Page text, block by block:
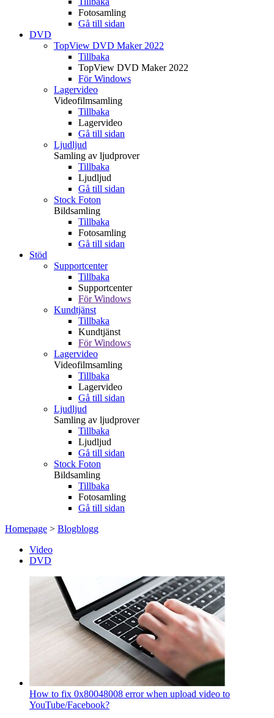
Fotosamling
Gå till sidan
DVD
TopView DVD Maker 2022
Tillbaka
TopView DVD Maker 2022
För Windows
Lagervideo
Videofilmsamling
Tillbaka
Lagervideo
Gå till sidan
Ljudljud
Samling av ljudprover
Tillbaka
Ljudljud
Gå till sidan
Stock Foton
Bildsamling
Tillbaka
Fotosamling
Gå till sidan
Stöd
Supportcenter
Tillbaka
Supportcenter
För Windows
Kundtjänst
Tillbaka
Kundtjänst
För Windows
Lagervideo
Videofilmsamling
Tillbaka
Lagervideo
Gå till sidan
Ljudljud
Samling av ljudprover
Tillbaka
Ljudljud
Gå till sidan
Stock Foton
Bildsamling
Tillbaka
Fotosamling
Gå till sidan
Homepage > Blogblogg
Video
DVD
How to fix 0x80048008 error when upload video to
YouTube/Facebook?